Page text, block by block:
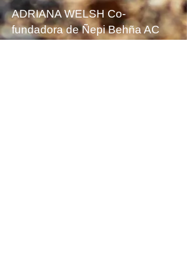
ADRIANA WELSH Co-
fundadora de Ñepi Behña AC